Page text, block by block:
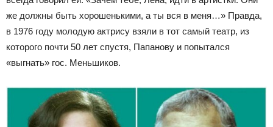
же должны быть хорошенькими, а ты вся в меня…» Правда,
в 1976 году молодую актрису взяли в тот самый театр, из
которого почти 50 лет спустя, Папанову и попытался
«выгнать» гос. Меньшиков.